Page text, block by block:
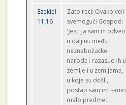
Ezekiel
11,16
Zato reci: Ovako veli
svemogući Gospod:
'Jest, ja sam ih odveo
u daljinu među
neznabožačke
narode i razasuo ih u
zemlje i u zemljama,
u koje su došli,
postao sam im samo
malo predmet